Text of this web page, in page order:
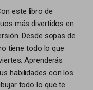
este libro de
más divertidos en
Desde sopas de
tiene todo lo que
Aprenderás
habilidades con los
todo lo que te